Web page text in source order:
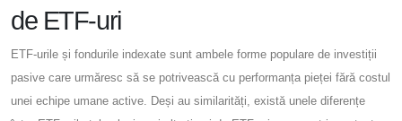
de ETF-uri
ETF-urile și fondurile indexate sunt ambele forme populare de investiții
pasive care urmăresc să se potrivească cu performanța pieței fără costul
unei echipe umane active. Deși au similarități, există unele diferențe